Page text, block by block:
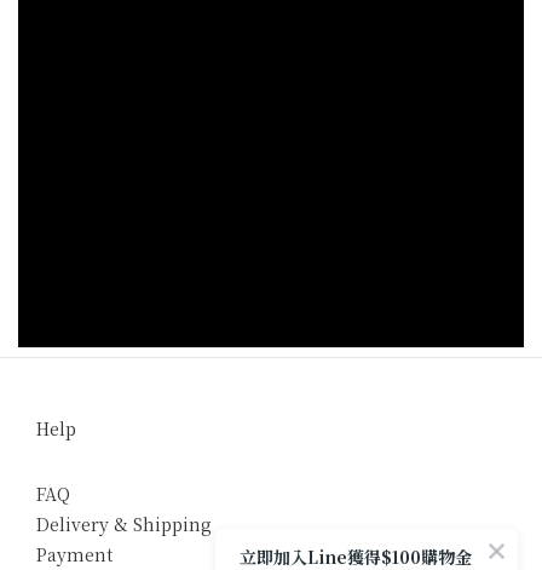
Help
FAQ
Delivery & Shipping
Payment
立即加入Line獲得$100購物金